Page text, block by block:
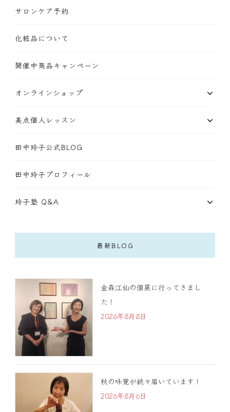
サロンケア予約
化粧品について
開催中商品キャンペーン
オンラインショップ
美点個人レッスン
田中玲子公式BLOG
田中玲子プロフィール
玲子塾 Q&A
最新BLOG
金森江仙の個展に行ってきまし
た！
2026年8月8日
秋の味覚が続々届いています！
2026年8月6日